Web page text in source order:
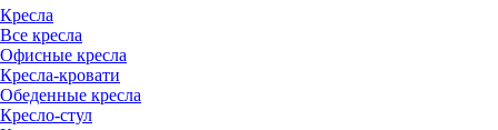
Кресла
Все кресла
Офисные кресла
Кресла-кровати
Обеденные кресла
Кресло-стул